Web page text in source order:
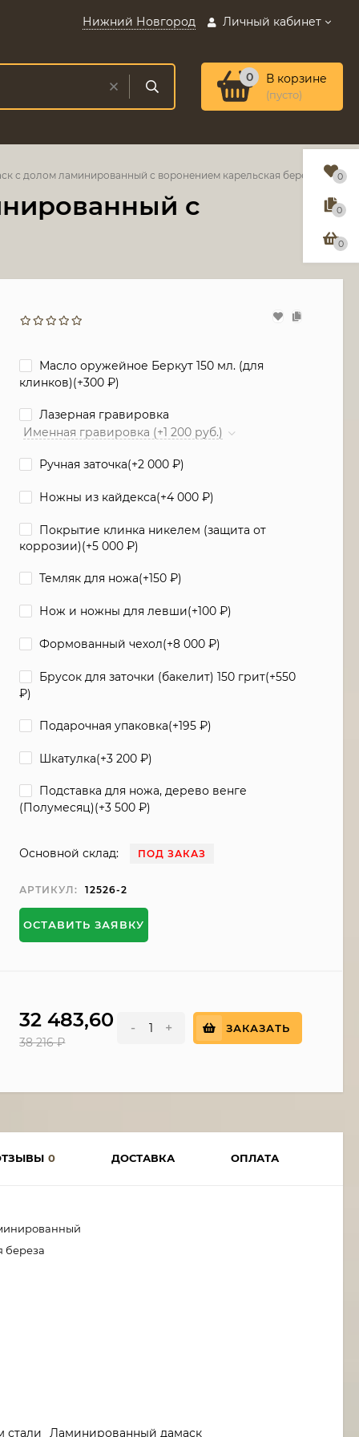
Нижний Новгород Личный кабинет
0 В корзине
(пусто)
с долом ламинированный с воронением карельская береза
с
Масло оружейное Беркут 150 мл. (для
клинков)(+300₽)
Лазерная гравировка
Именная гравировка (+1 200 руб.)
Ручная заточка(+2 000₽)
Ножны из кайдекса(+4 000₽)
Покрытие клинка никелем (защита от
коррозии)(+5 000₽)
Темляк для ножа(+150₽)
Нож и ножны для левши(+100₽)
Формованный чехол(+8 000₽)
Брусок для заточки (бакелит) 150 грит(+550
₽)
Подарочная упаковка(+195₽)
Шкатулка(+3 200₽)
Подставка для ножа, дерево венге
(Полумесяц)(+3 500₽)
Основной склад: ПОД ЗАКАЗ
АРТИКУЛ: 12526-2
ОСТАВИТЬ ЗАЯВКУ
32 483,60
38 216₽
- + ЗАКАЗАТЬ
0 ДОСТАВКА ОПЛАТА
береза
стали Ламинированный дамаск
0
0
0